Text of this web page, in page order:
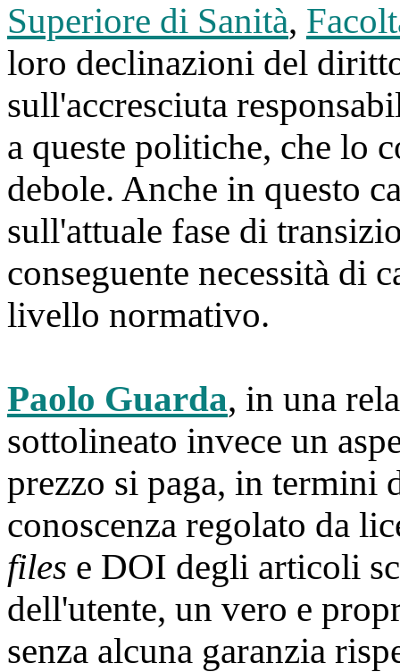
Superiore di Sanità,
loro declinazioni del
sull'accresciuta
a queste politiche, che lo
debole. Anche in questo
sull'attuale fase di
conseguente necessità di
livello normativo.
Paolo Guarda, in una
sottolineato invece un
prezzo si paga, in termini
conoscenza regolato da
files e DOI degli articoli
dell'utente, un vero e
senza alcuna garanzia